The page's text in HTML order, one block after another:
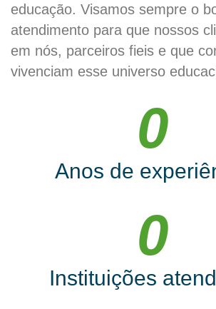
educação. Visamos sempre o
atendimento para que nossos
em nós, parceiros fieis e que
vivenciam esse universo
0
Anos de
0
Instituições